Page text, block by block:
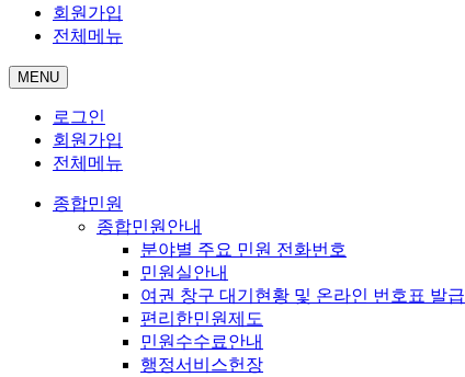
회원가입
전체메뉴
MENU
로그인
회원가입
전체메뉴
종합민원
종합민원안내
분야별 주요 민원 전화번호
민원실안내
여권 창구 대기현황 및 온라인 번호표 발급
편리한민원제도
민원수수료안내
행정서비스헌장